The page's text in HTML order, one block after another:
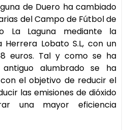
de Duero ha cambiado
del Campo de Fútbol de
La Laguna mediante la
Lobato S.L, con un
euros. Tal y como se ha
alumbrado se ha
con el objetivo de reducir el
las emisiones de dióxido
una mayor eficiencia